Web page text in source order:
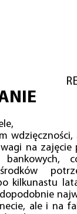
na zajęcie
kilkunastu
ale i na